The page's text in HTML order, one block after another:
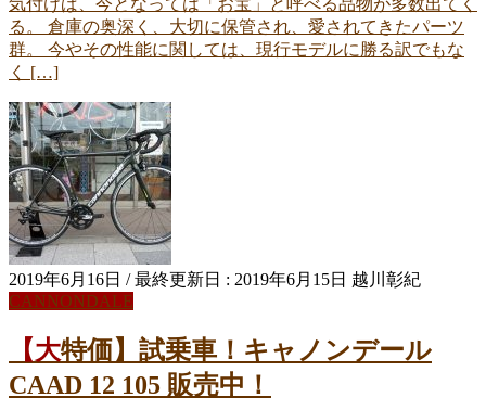
る。 倉庫の奥深く、大切に保管され、愛されてきたパーツ
群。 今やその性能に関しては、現行モデルに勝る訳でもな
く […]
2019年6月16日 / 最終更新日 : 2019年6月15日 越川彰紀
CANNONDALE
【大特価】試乗車！キャノンデール
CAAD 12 105 販売中！